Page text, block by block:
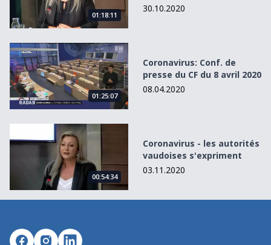
01:18:11
30.10.2020
Coronavirus: Conf. de presse du CF du 8 avril 2020
01:25:07
Coronavirus: Conf. de
presse du CF du 8 avril 2020
08.04.2020
Coronavirus - les autorités vaudoises s&#039;expriment
00:54:34
Coronavirus - les autorités
vaudoises s'expriment
03.11.2020